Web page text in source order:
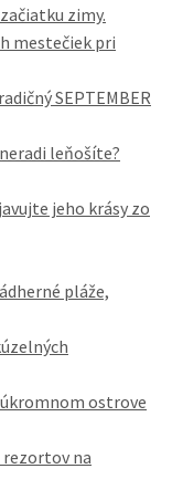
zimy.
mestečiek pri
SEPTEMBER
leňošíte?
jeho krásy zo
pláže,
ostrove
rezortov na